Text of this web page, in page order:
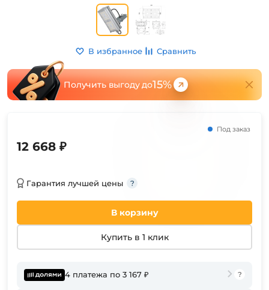
В избранное Сравнить
Получить выгоду до15%
Под заказ
12 668 ₽
Гарантия лучшей цены
В корзину
Купить в 1 клик
4 платежа по 3 167 ₽